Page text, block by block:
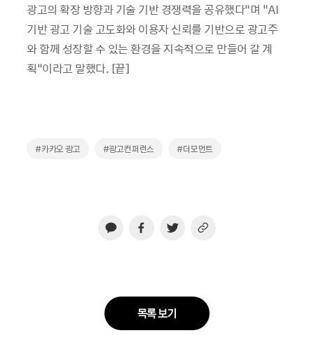
광고의 확장 방향과 기술 기반 경쟁력을 공유했다”며 “AI
기반 광고 기술 고도화와 이용자 신뢰를 기반으로 광고주
와 함께 성장할 수 있는 환경을 지속적으로 만들어 갈 계
획”이라고 말했다. [끝]
#카카오 광고 #광고컨퍼런스 #더모먼트
목록 보기